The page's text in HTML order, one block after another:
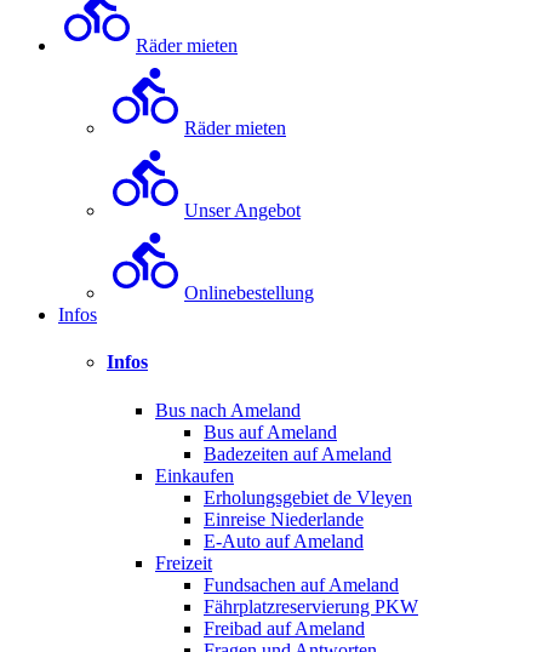
Räder mieten
Räder mieten
Unser Angebot
Onlinebestellung
Infos
Infos
Bus nach Ameland
Bus auf Ameland
Badezeiten auf Ameland
Einkaufen
Erholungsgebiet de Vleyen
Einreise Niederlande
E-Auto auf Ameland
Freizeit
Fundsachen auf Ameland
Fährplatzreservierung PKW
Freibad auf Ameland